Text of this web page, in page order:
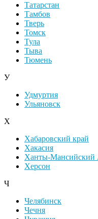
Татарстан
Тамбов
Тверь
Томск
Тула
Тыва
Тюмень
У
Удмуртия
Ульяновск
Х
Хабаровский край
Хакасия
Ханты-
Херсон
Ч
Челябинск
Чечня